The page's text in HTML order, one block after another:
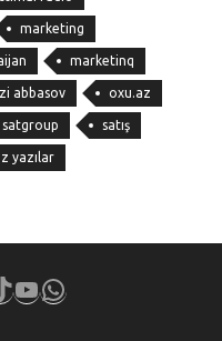
marketing
marketinq
abbasov oxu.az
satgroup satış
yazılar
YouTube
WhatsApp